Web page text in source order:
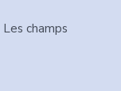
Les champs